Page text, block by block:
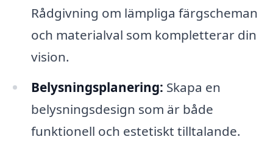
Rådgivning om lämpliga färgscheman
och materialval som kompletterar din
vision.
Belysningsplanering: Skapa en
belysningsdesign som är både
funktionell och estetiskt tilltalande.